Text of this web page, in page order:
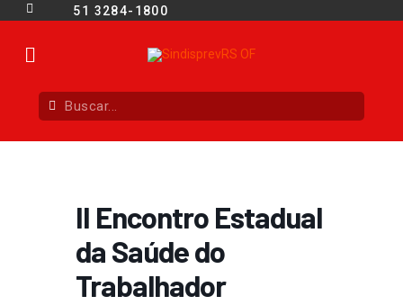
51 3284-1800
II Encontro Estadual
da Saúde do
Trabalhador